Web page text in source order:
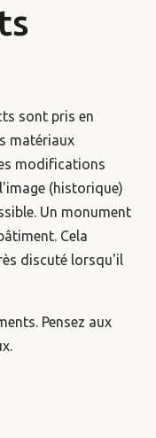
sont pris en
matériaux
modifications
(historique)
Un monument
Cela
discuté lorsqu'il
Pensez aux